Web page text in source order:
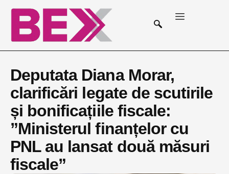
Deputata Diana Morar,
clarificări legate de scutirile
și bonificațiile fiscale:
”Ministerul finanțelor cu
PNL au lansat două măsuri
fiscale”